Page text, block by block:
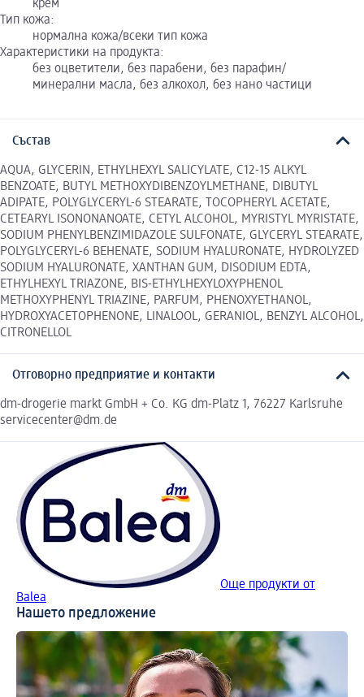
крем
Тип кожа:
нормална кожа/всеки тип кожа
Характеристики на продукта:
без оцветители, без парабени, без парафин/
минерални масла, без алкохол, без нано частици
Състав
AQUA, GLYCERIN, ETHYLHEXYL SALICYLATE, C12-15 ALKYL
BENZOATE, BUTYL METHOXYDIBENZOYLMETHANE, DIBUTYL
ADIPATE, POLYGLYCERYL-6 STEARATE, TOCOPHERYL ACETATE,
CETEARYL ISONONANOATE, CETYL ALCOHOL, MYRISTYL MYRISTATE,
SODIUM PHENYLBENZIMIDAZOLE SULFONATE, GLYCERYL STEARATE,
POLYGLYCERYL-6 BEHENATE, SODIUM HYALURONATE, HYDROLYZED
SODIUM HYALURONATE, XANTHAN GUM, DISODIUM EDTA,
ETHYLHEXYL TRIAZONE, BIS-ETHYLHEXYLOXYPHENOL
METHOXYPHENYL TRIAZINE, PARFUM, PHENOXYETHANOL,
HYDROXYACETOPHENONE, LINALOOL, GERANIOL, BENZYL ALCOHOL,
CITRONELLOL
Отговорно предприятие и контакти
dm-drogerie markt GmbH + Co. KG dm-Platz 1, 76227 Karlsruhe
servicecenter@dm.de
Още продукти от
Balea
Нашето предложение